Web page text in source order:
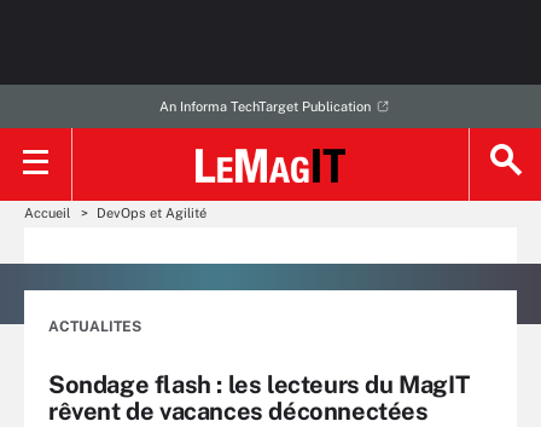
An Informa TechTarget Publication
Accueil DevOps et Agilité
ACTUALITES
Sondage flash : les lecteurs du MagIT
rêvent de vacances déconnectées